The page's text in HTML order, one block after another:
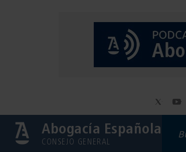
Abogacía Española
CONSEJO GENERAL